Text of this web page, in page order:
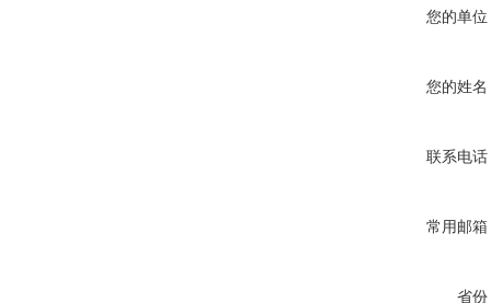
您的单位
您的姓名
联系电话
常用邮箱
省份